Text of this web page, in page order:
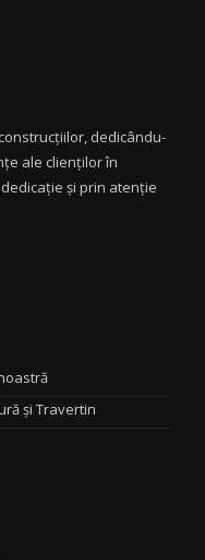
dedicându-
ale clienților în
și prin atenție
și Travertin